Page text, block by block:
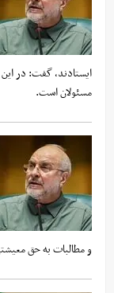
ایستادند، گفت: در
مسئولان است.
و مطالبات به حق